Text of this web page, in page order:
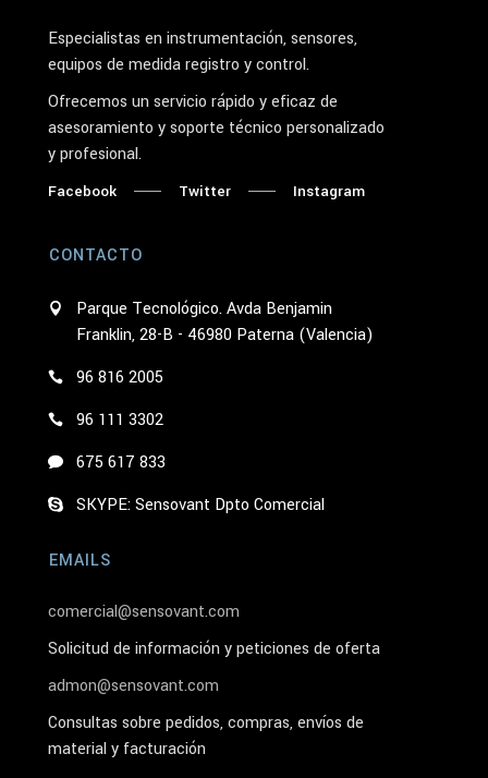
Especialistas en instrumentación, sensores,
equipos de medida registro y control.
Ofrecemos un servicio rápido y eficaz de
asesoramiento y soporte técnico personalizado
y profesional.
Facebook Twitter Instagram
CONTACTO
Parque Tecnológico. Avda Benjamin
Franklin, 28-B - 46980 Paterna (Valencia)
96 816 2005
96 111 3302
675 617 833
SKYPE: Sensovant Dpto Comercial
EMAILS
comercial@sensovant.com
Solicitud de información y peticiones de oferta
admon@sensovant.com
Consultas sobre pedidos, compras, envíos de
material y facturación